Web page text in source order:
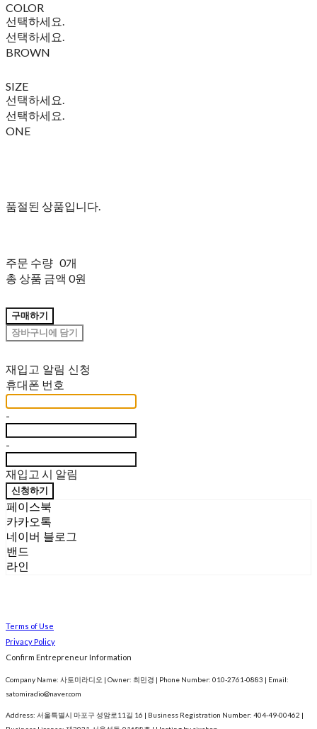
COLOR
선택하세요.
선택하세요.
BROWN
SIZE
선택하세요.
선택하세요.
ONE
품절된 상품입니다.
주문 수량 0개
총 상품 금액 0원
구매하기
장바구니에 담기
재입고 알림 신청
휴대폰 번호
-
-
재입고 시 알림
신청하기
페이스북
카카오톡
네이버 블로그
밴드
라인
Terms of Use
Privacy Policy
Confirm Entrepreneur Information
Company Name: 사토미라디오 | Owner: 최민경 | Phone Number: 010-2761-0883 | Email:
satomiradio@naver.com
Address: 서울특별시 마포구 성암로11길 16 | Business Registration Number: 404-49-00462 |